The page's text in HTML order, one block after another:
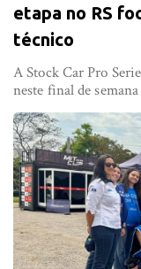
etapa no RS
técnico
A Stock Car Pro
neste final de